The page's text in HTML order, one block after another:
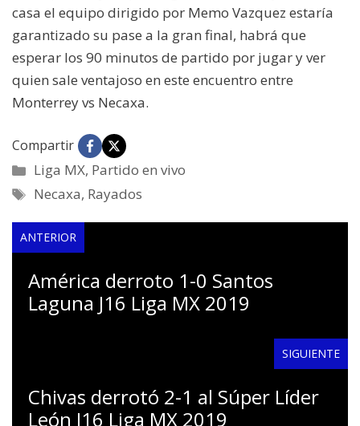
casa el equipo dirigido por Memo Vazquez estaría
garantizado su pase a la gran final, habrá que
esperar los 90 minutos de partido por jugar y ver
quien sale ventajoso en este encuentro entre
Monterrey vs Necaxa.
Compartir
Categorías
Liga MX, Partido en vivo
Etiquetas
Necaxa, Rayados
ANTERIOR
América derroto 1-0 Santos
Laguna J16 Liga MX 2019
SIGUIENTE
Chivas derrotó 2-1 al Súper Líder
León J16 Liga MX 2019